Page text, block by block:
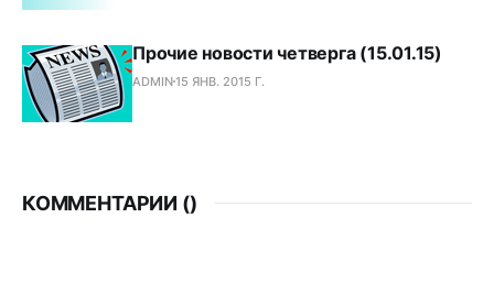
Прочие новости четверга (15.01.15)
ADMIN15 ЯНВ. 2015 Г.
КОММЕНТАРИИ ()